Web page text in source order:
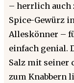
– herrlich auch
Spice-Gewürz
Alleskönner –
einfach genial.
Salz mit seiner
zum Knabbern